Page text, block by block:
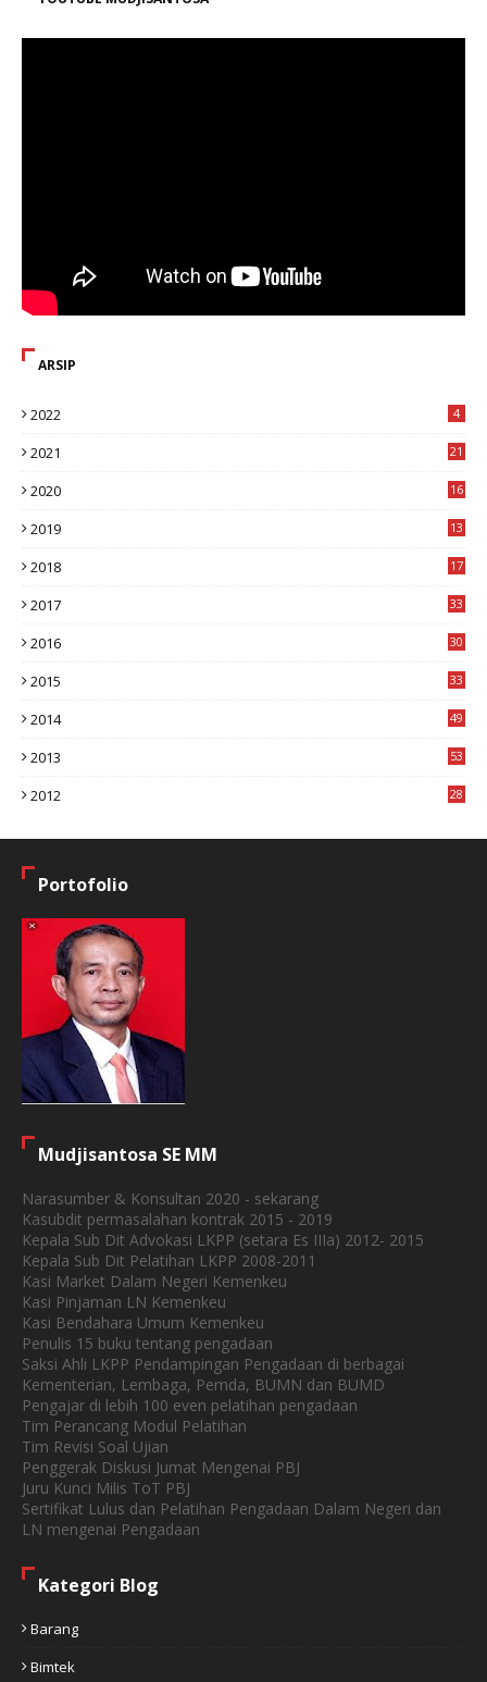
ARSIP
2022 4
2021 21
2020
16
2019
13
2018
17
2017
33
2016
30
2015
33
2014
49
2013
53
2012
28
Portofolio
Mudjisantosa SE MM
Narasumber & Konsultan 2020 - sekarang
Kasubdit permasalahan kontrak 2015 - 2019
Kepala Sub Dit Advokasi LKPP (setara Es IIIa) 2012- 2015
Kepala Sub Dit Pelatihan LKPP 2008-2011
Kasi Market Dalam Negeri Kemenkeu
Kasi Pinjaman LN Kemenkeu
Kasi Bendahara Umum Kemenkeu
Penulis 15 buku tentang pengadaan
Saksi Ahli LKPP Pendampingan Pengadaan di berbagai
Kementerian, Lembaga, Pemda, BUMN dan BUMD
Pengajar di lebih 100 even pelatihan pengadaan
Tim Perancang Modul Pelatihan
Tim Revisi Soal Ujian
Penggerak Diskusi Jumat Mengenai PBJ
Juru Kunci Milis ToT PBJ
Sertifikat Lulus dan Pelatihan Pengadaan Dalam Negeri dan
LN mengenai Pengadaan
Kategori Blog
Barang
Bimtek